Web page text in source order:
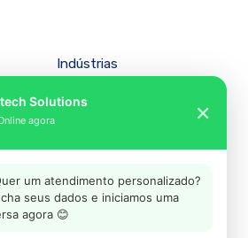
Indústrias
Manufatura
Mercado Financeiro
Varejo
Solutions
agora ✕
um atendimento personalizado?
seus dados e iniciamos uma
agora 😊